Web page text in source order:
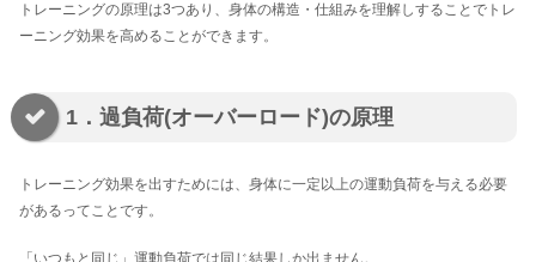
トレーニングの原理は3つあり、身体の構造・仕組みを理解しすることでトレ
ーニング効果を高めることができます。
1．過負荷(オーバーロード)の原理
トレーニング効果を出すためには、身体に一定以上の運動負荷を与える必要
があるってことです。